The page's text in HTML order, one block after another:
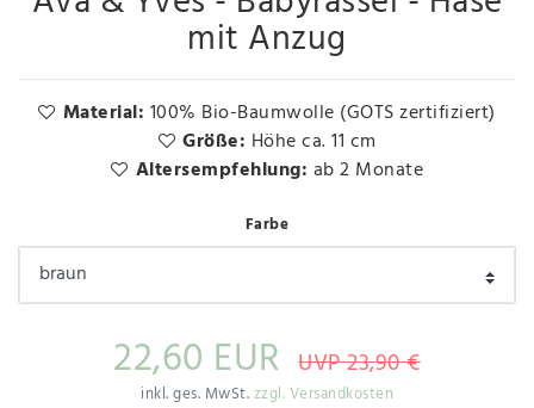
mit Anzug
Material: 100% Bio-Baumwolle (GOTS zertifiziert)
Größe: Höhe ca. 11 cm
Altersempfehlung: ab 2 Monate
Farbe
22,60 EUR UVP 23,90 €
inkl. ges. MwSt.zzgl. Versandkosten